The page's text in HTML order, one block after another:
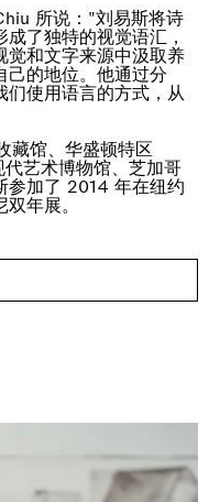
所说："刘易斯将诗
了独特的视觉语汇，
觉和文字来源中汲取养
己的地位。他通过分
们使用语言的方式，从
藏馆、华盛顿特区
艺术博物馆、芝加哥
参加了 2014 年在纽约
年展。